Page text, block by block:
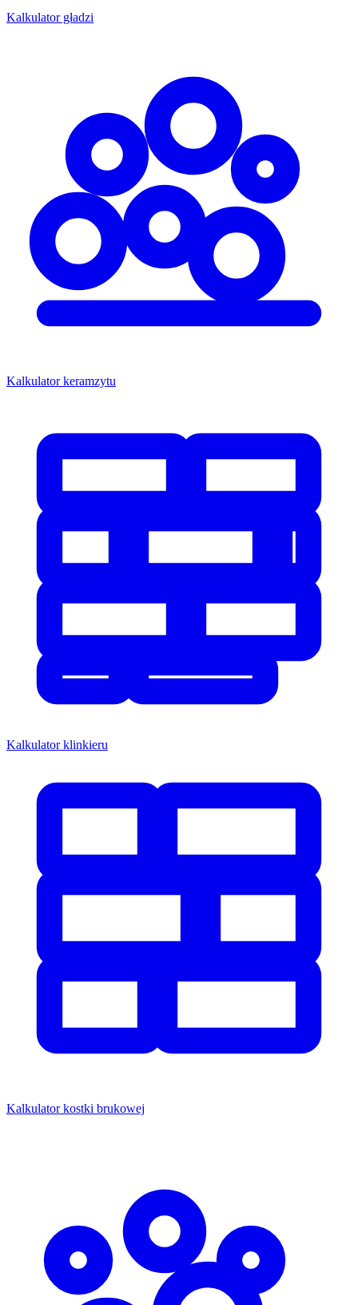
Kalkulator gładzi
Kalkulator keramzytu
Kalkulator klinkieru
Kalkulator kostki brukowej